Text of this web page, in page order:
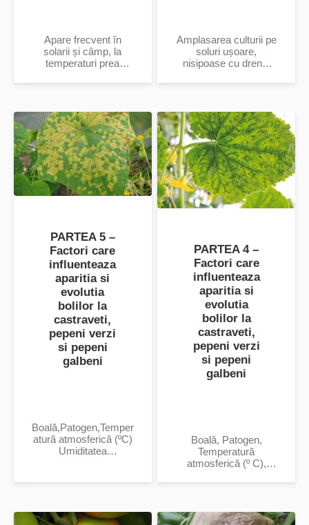
Apare frecvent în
solarii și câmp, la
temperaturi prea
ridicată sau prea
uscată; sol foarte rece,
carență de fosfor,
exces de azot,
perioade diurne foarte
scurte și puțină
lumină.
Amplasarea culturii pe
soluri ușoare,
nisipoase cu drenaj
dozările de fertilizare.
PARTEA 5 –
Factori care
influenteaza
aparitia si
evolutia
bolilor la
castraveti,
pepeni verzi
si pepeni
galbeni
Boală,Patogen,Temper
atură atmosferică (ºC)
Umiditatea
PARTEA 4 –
Factori care
influenteaza
aparitia si
evolutia
bolilor la
castraveti,
pepeni verzi
si pepeni
galbeni
Boală, Patogen,
Temperatură
atmosferică (º C),